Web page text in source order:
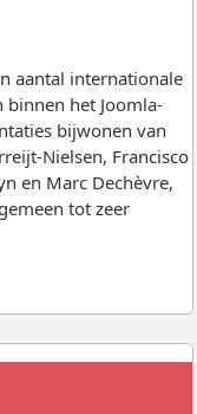
aantal internationale
binnen het Joomla-
bijwonen van
Nielsen, Francisco
en Marc Dechèvre,
tot zeer